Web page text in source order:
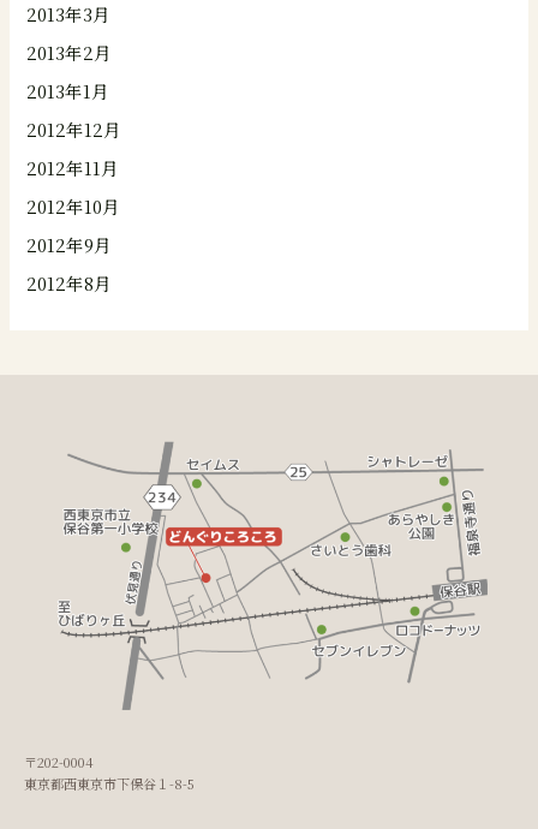
2013年3月
2013年2月
2013年1月
2012年12月
2012年11月
2012年10月
2012年9月
2012年8月
〒202-0004
東京都西東京市下保谷１-8-5